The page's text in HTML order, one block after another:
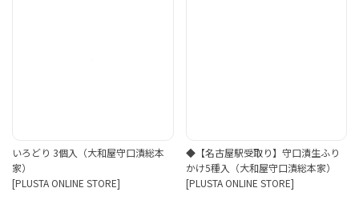
いろどり 3個入（大和屋守口漬総本
家）
[PLUSTA ONLINE STORE]
◆【名古屋駅受取り】守口漬生ふり
かけ5種入（大和屋守口漬総本家）
[PLUSTA ONLINE STORE]